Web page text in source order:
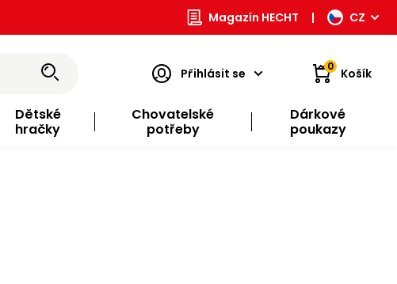
Magazín HECHT | CZ
Přihlásit se 0 Košík
Dětské
hračky
Chovatelské
potřeby
Dárkové
poukazy